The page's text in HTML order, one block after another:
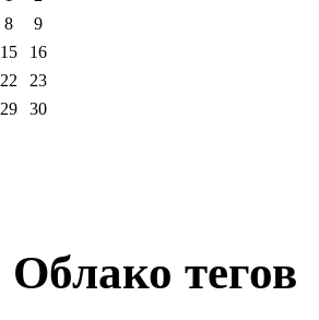
8
9
15
16
22
23
29
30
Облако тегов